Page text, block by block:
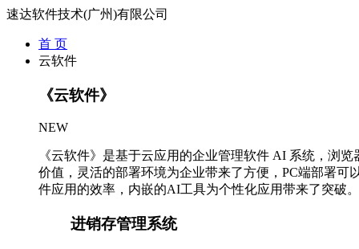
速达软件技术(广州)有限公司
首 页
云软件
《云软件》
NEW
《云软件》是基于云应用的企业管理软件 AI 系统，浏
价值，灵活的部署环境为企业带来了方便，PC端部署可
件应用的效率，内嵌的AI工具为个性化应用带来了突破。
进销存管理系统